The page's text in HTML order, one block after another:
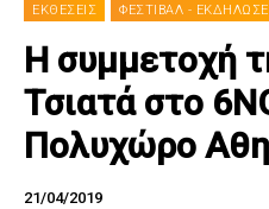
ΕΚΘΕΣΕΙΣ ΦΕΣΤΙΒΑΛ -
Η συμμετοχή
Τσιατά στο
Πολυχώρο
21/04/2019